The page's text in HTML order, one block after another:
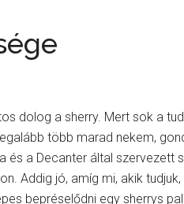
dolog a sherry. Mert sok a
több marad nekem,
és a Decanter által szervezett
Addig jó, amíg mi, akik tudjuk,
bepréselődni egy sherrys